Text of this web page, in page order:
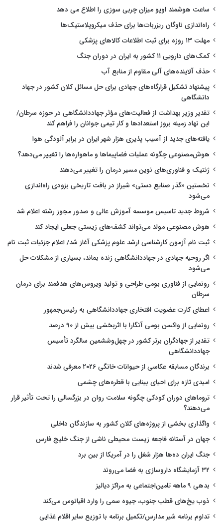
ساعت هوشمند اوپو میزان چربی سوزی را اطلاع می دهد
راه‌اندازی ناوگان ریزربات‌ها برای حذف میکروپلاستیک‌ها
مهلت ۱۳ روزه برای ثبت اطلاعات کالاهای پزشکی
کمک‌های دارویی ۱۱ کشور به ایران در دوران جنگ
حذف آلاینده‌های آلی مقاوم از منابع آب
پیشنهاد تشکیل قرارگاه‌های جهادی برای حل مسائل کلان کشور در جهاد
دانشگاهی
تقدیر وزیر بهداشت از فعالیت‌های مؤثر جهاددانشگاهی در حوزه سرطان/
این نهاد زمینه بروز استعدادها و کار تیمی جوانان را فراهم کند
یافته‌های جدید از آسیب پذیری هزار شهر ایران در برابر آلودگی هوا
هوش‌مصنوعی چگونه عملیات فضاپیماها و ماهواره‌ها را تغییر می‌دهد؟
ژنتیک و فناوری‌های نوین مسیر درمان را تغییر می‌دهند
نخستین «گذر صنایع دستی» شیراز در بافت تاریخی بزودی راه‌اندازی
می‌شود
شروط جدید تاسیس موسسه آموزش عالی و صدور مجوز رشته اعلام شد
هوش مصنوعی مولد می‌تواند کشف‌های زیستی جعلی ایجاد کند
ثبت نام آزمون کارشناسی ارشد علوم پزشکی آغاز شد/ اعلام جزئیات ثبت نام
اگر روحیه جهادی در جهاددانشگاهی زنده بماند، بسیاری از مشکلات حل
می‌شود
رونمایی از فناوری بومی طراحی و تولید ویروس‌های هدفمند برای درمان
سرطان
اعطای کارت عضویت افتخاری جهاددانشگاهی به رئیس‌جمهور
رونمایی از واکسن بومی آنگارا با اثربخشی بیش از ۹۰ درصد
تقدیر از جهادگران برتر کشور در چهل‌وششمین سالگرد تأسیس
جهاددانشگاهی
برندگان مسابقه عکاسی از حیوانات خانگی ۲۰۲۶ معرفی شدند
امیدی تازه برای احیای بینایی با قطره‌های چشمی
تروماهای دوران کودکی چگونه سلامت روان در بزرگسالی را تحت تأثیر قرار
می‌دهند؟
واگذاری بخشی از پروژه‌های کلان کشور به سازندگان داخلی
جهان در آستانه فاجعه زیست محیطی ناشی از جنگ خلیج فارس
جنگ ایران ده‌ها هزار شغل را در آمریکا از بین برد
۳۲ آزمایشگاه داروسازی به فضا می‌روند
بدهی ۹ ماهه تامین‌اجتماعی به مراکز دیالیز
ذوب یخ‌های قطب جنوب، جیوه سمی را وارد اقیانوس می‌کند
تداوم برنامه شیر مدارس/تکمیل برنامه با توزیع سایر اقلام غذایی